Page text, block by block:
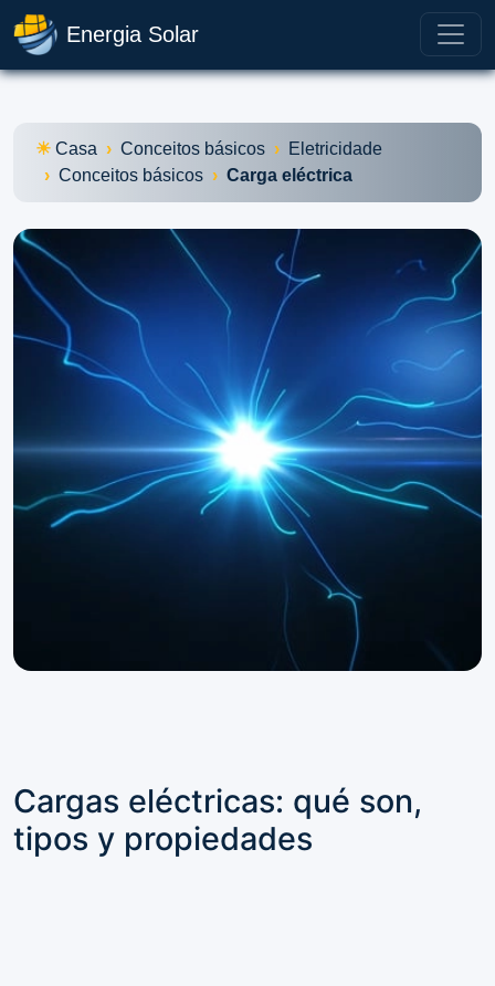
Energia Solar
Casa Conceitos básicos
Eletricidade
Conceitos básicos
Carga eléctrica
Cargas eléctricas: qué son,
tipos y propiedades